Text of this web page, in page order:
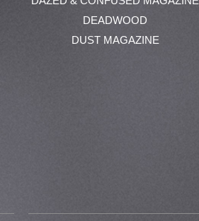
DEADWOOD
DUST MAGAZINE